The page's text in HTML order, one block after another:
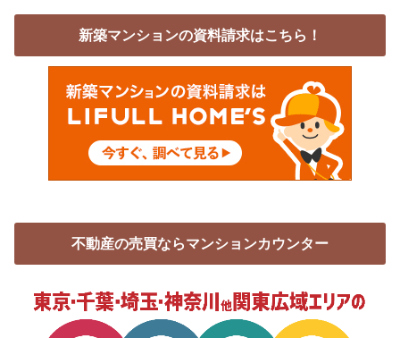
新築マンションの資料請求はこちら！
不動産の売買ならマンションカウンター